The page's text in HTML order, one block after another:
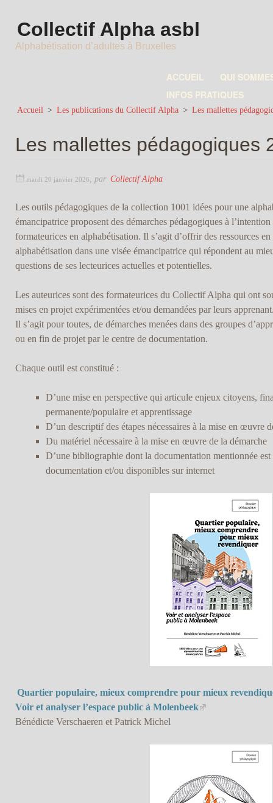
Collectif Alpha asbl
Alphabétisation d’adultes à Bruxelles
ACCUEIL
QUI
INFOS PRATIQUES
Accueil > Les publications du Collectif Alpha > Les mallettes
Les mallettes pédagogiques
mardi 20 janvier 2026 par Collectif Alpha
Les outils pédagogiques de la collection 1001 idées pour une
émancipatrice proposent des démarches pédagogiques à l’intention
formateurices en alphabétisation. Il s’agit d’offrir des ressources en
alphabétisation dans une visée émancipatrice qui répondent au
questions de ses lecteurices actuelles et potentielles.
Les auteurices sont des formateurices du Collectif Alpha qui ont
mises en projet expérimentées et/ou demandées par leurs
Il s’agit pour toutes, de démarches menées dans des groupes
ou en fin de projet par le centre de documentation.
Chaque outil est constitué :
D’une mise en perspective qui articule enjeux citoyens,
permanente/populaire et apprentissage
D’un descriptif des étapes nécessaires à la mise en œuvre
Du matériel nécessaire à la mise en œuvre de la démarche
D’une bibliographie dont la documentation mentionnée
documentation et/ou disponibles sur internet
Quartier populaire, mieux comprendre pour mieux
Voir et analyser l’espace public à Molenbeek
Bénédicte Verschaeren et Patrick Michel